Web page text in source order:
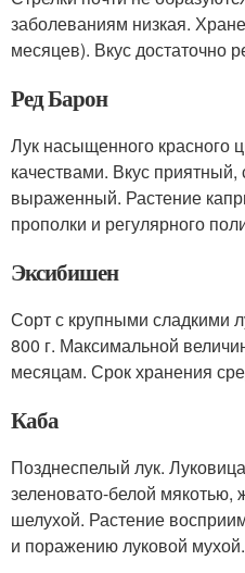
заболеваниям низкая.
месяцев). Вкус достаточно
Ред Барон
Лук насыщенного красного
качествами. Вкус
выраженный. Растение
прополки и регулярного
Эксибишен
Сорт с крупными сладкими
800 г. Максимальной
месяцам. Срок хранения
Каба
Позднеспелый лук.
зеленовато-белой мякотью,
шелухой. Растение
и поражению луковой мухой.